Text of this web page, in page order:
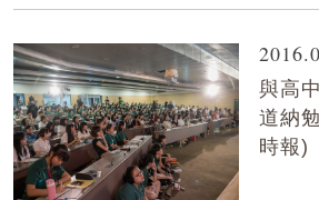
與高
道納
時報)